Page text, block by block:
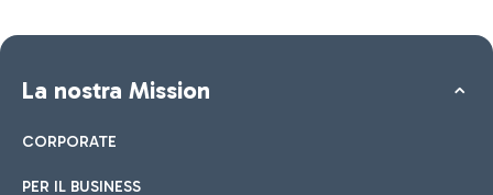
La nostra Mission
CORPORATE
PER IL BUSINESS